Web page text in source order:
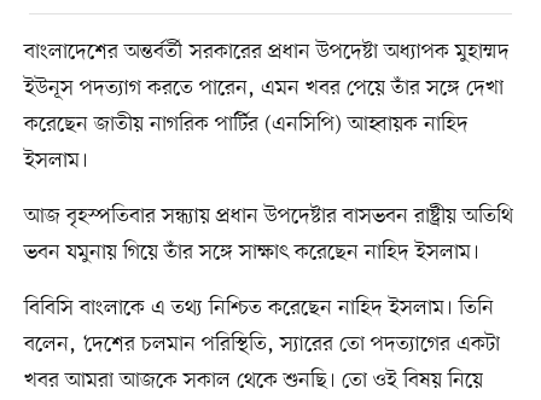
বাংলাদেশের অন্তর্বর্তী সরকারের প্রধান উপদেষ্টা অধ্যাপক মুহাম্মদ
ইউনূস পদত্যাগ করতে পারেন, এমন খবর পেয়ে তাঁর সঙ্গে দেখা
করেছেন জাতীয় নাগরিক পার্টির (এনসিপি) আহ্বায়ক নাহিদ
ইসলাম।
আজ বৃহস্পতিবার সন্ধ্যায় প্রধান উপদেষ্টার বাসভবন রাষ্ট্রীয় অতিথি
ভবন যমুনায় গিয়ে তাঁর সঙ্গে সাক্ষাৎ করেছেন নাহিদ ইসলাম।
বিবিসি বাংলাকে এ তথ্য নিশ্চিত করেছেন নাহিদ ইসলাম। তিনি
বলেন, ‘দেশের চলমান পরিস্থিতি, স্যারের তো পদত্যাগের একটা
খবর আমরা আজকে সকাল থেকে শুনছি। তো ওই বিষয় নিয়ে